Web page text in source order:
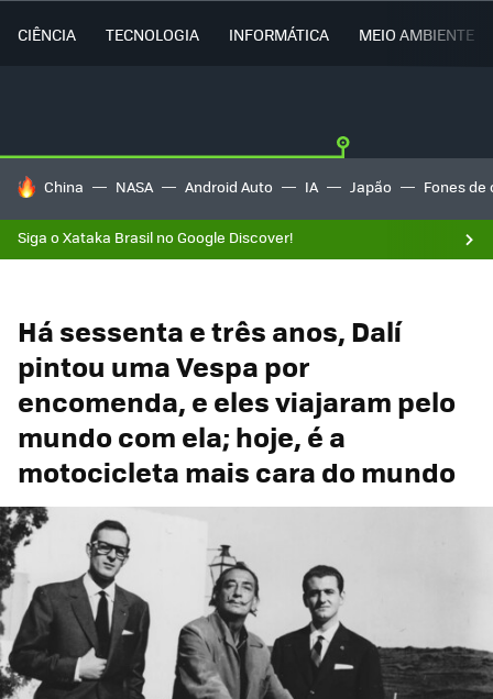
CIÊNCIA TECNOLOGIA INFORMÁTICA MEIO AMBIENTE
TENDÊNCIAS DO DIA
China NASA Android Auto IA Japão Fones de
Siga o Xataka Brasil no Google Discover!
Há sessenta e três anos, Dalí
pintou uma Vespa por
encomenda, e eles viajaram pelo
mundo com ela; hoje, é a
motocicleta mais cara do mundo